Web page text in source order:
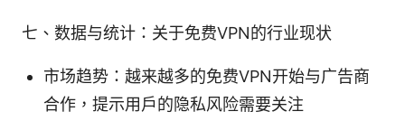
七、数据与统计：关于免费VPN的行业现状
市场趋势：越来越多的免费VPN开始与广告商
合作，提示用户的隐私风险需要关注